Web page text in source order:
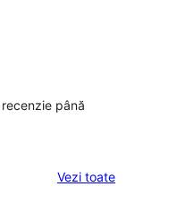
până
Vezi toaterecenziile